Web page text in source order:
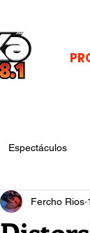
Espectáculos
Fercho Rios